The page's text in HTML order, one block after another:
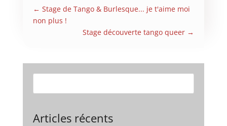
← Stage de Tango & Burlesque... je t'aime moi
non plus !
Stage découverte tango queer →
Articles récents